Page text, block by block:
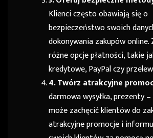
Klienci często obawiają się o
bezpieczeństwo swoich
dokonywania zakupów
różne opcje płatności, takie
kredytowe, PayPal czy
4. Twórz atrakcyjne
darmowa wysyłka, prezenty
może zachęcić klientów do
atrakcyjne promocje i